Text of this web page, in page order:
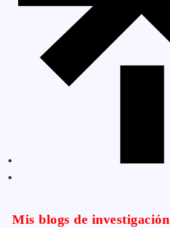
Mis blogs de investigación